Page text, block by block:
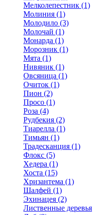
Мелколепестник (1)
Молиния (1)
Молодило (3)
Молочай (1)
Монарда (1)
Морозник (1)
Мята (1)
Нивяник (1)
Овсяница (1)
Очиток (1)
Пион (2)
Просо (1)
Роза (4)
Рудбекия (2)
Тиарелла (1)
Тимьян (1)
Традесканция (1)
Флокс (5)
Хедера (1)
Хоста (15)
Хризантема (1)
Шалфей (1)
Эхинацея (2)
Лиственные деревья